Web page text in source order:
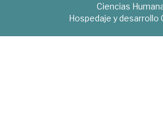
Ciencias
Hospedaje y desarrollo